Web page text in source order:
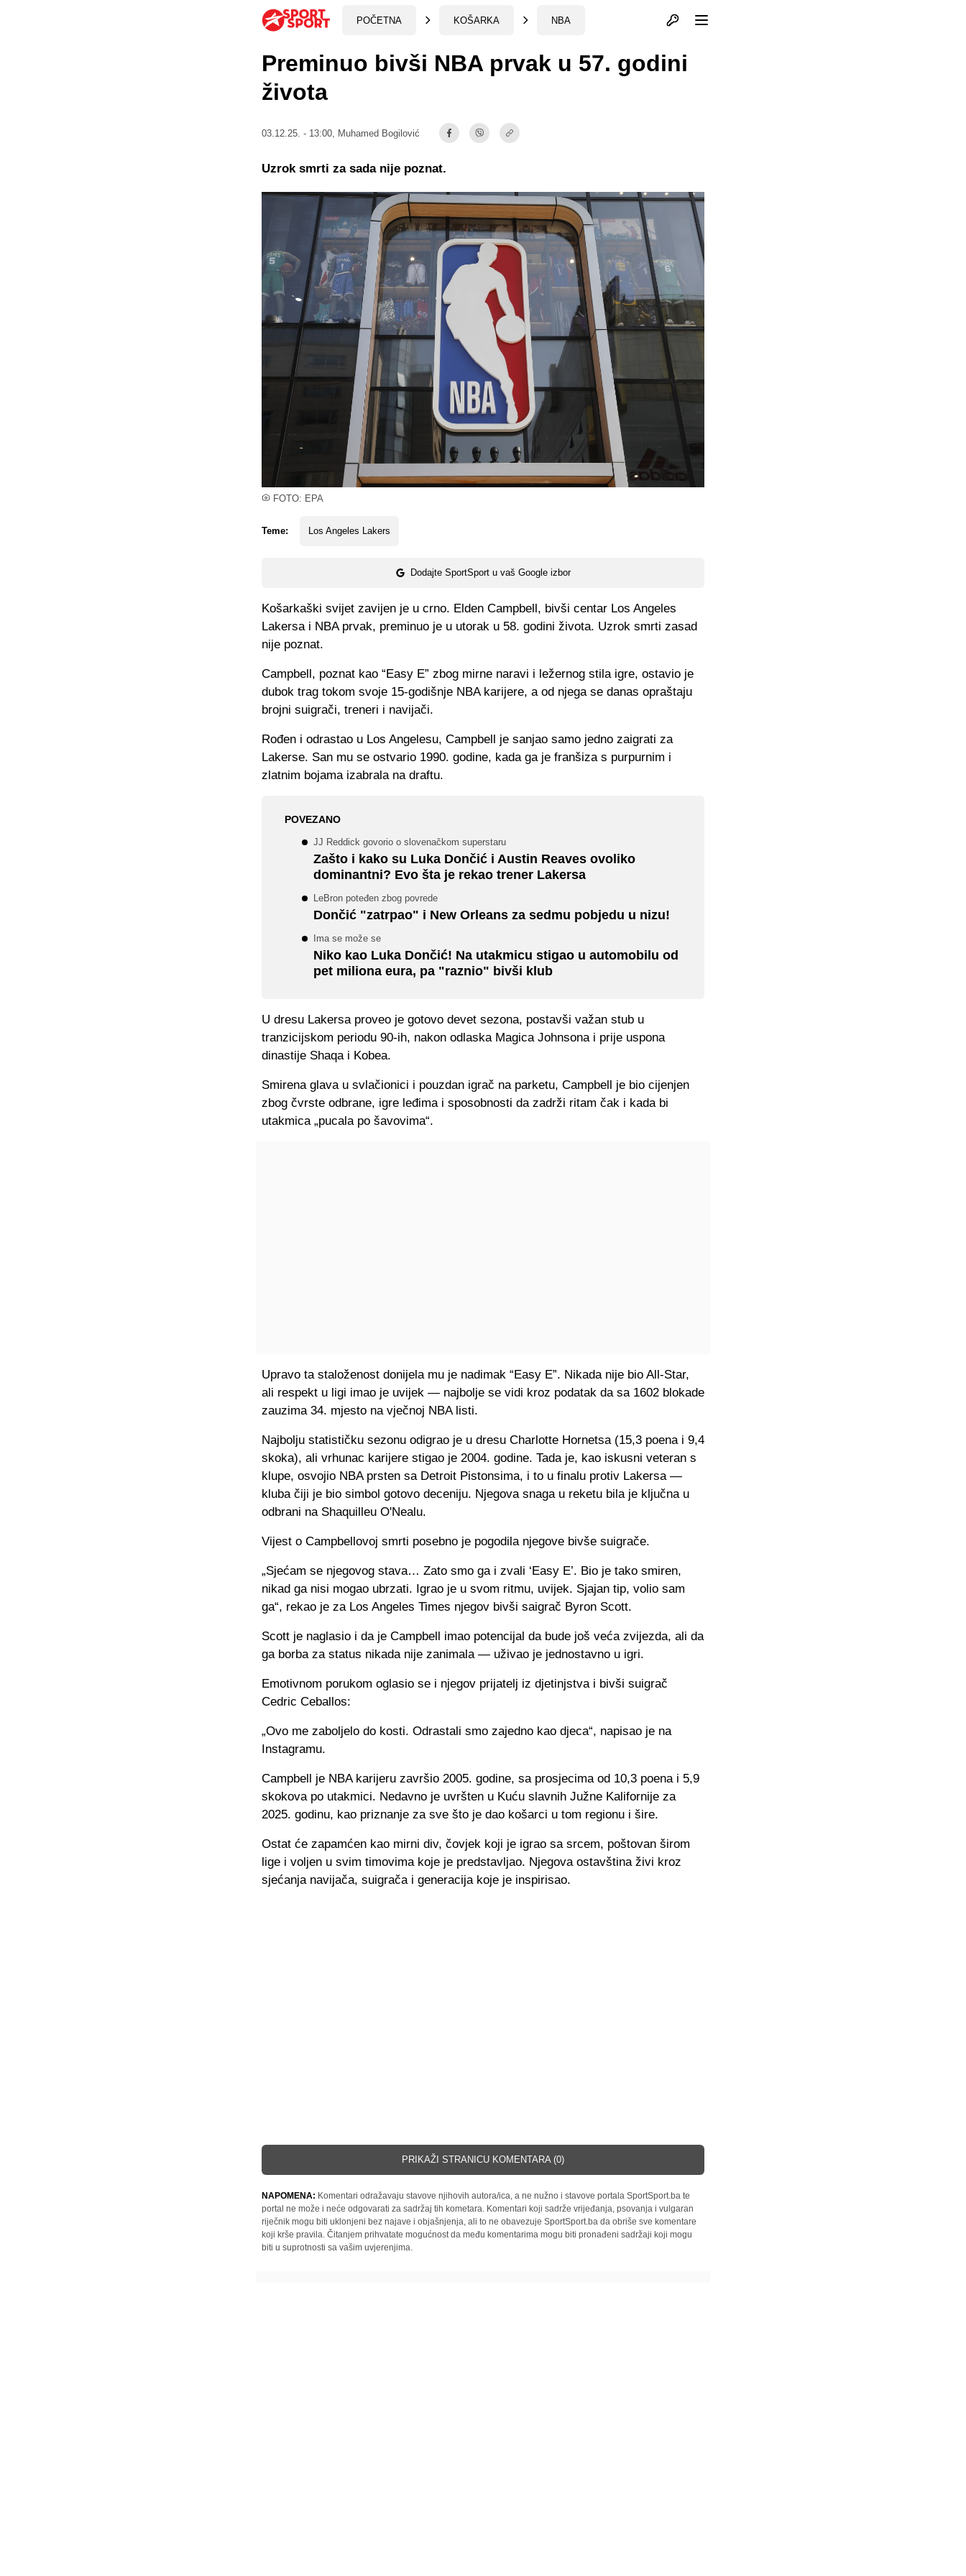
POČETNA KOŠARKA NBA Otvori profil
FOTO: EPA
Preminuo bivši NBA prvak u 57. godini
života
03.12.25. - 13:00, Muhamed Bogilović
Teme: Los Angeles Lakers
Dodajte SportSport u vaš Google izbor
Uzrok smrti za sada nije poznat.
Košarkaški svijet zavijen je u crno. Elden Campbell, bivši centar Los Angeles
Lakersa i NBA prvak, preminuo je u utorak u 58. godini života. Uzrok smrti zasad
nije poznat.
Campbell, poznat kao “Easy E” zbog mirne naravi i ležernog stila igre, ostavio je
dubok trag tokom svoje 15-godišnje NBA karijere, a od njega se danas opraštaju
brojni suigrači, treneri i navijači.
Rođen i odrastao u Los Angelesu, Campbell je sanjao samo jedno zaigrati za
Lakerse. San mu se ostvario 1990. godine, kada ga je franšiza s purpurnim i
zlatnim bojama izabrala na draftu.
POVEZANO
JJ Reddick govorio o slovenačkom superstaru
Zašto i kako su Luka Dončić i Austin Reaves ovoliko
dominantni? Evo šta je rekao trener Lakersa
LeBron poteđen zbog povrede
Dončić "zatrpao" i New Orleans za sedmu pobjedu u nizu!
Ima se može se
Niko kao Luka Dončić! Na utakmicu stigao u automobilu od
pet miliona eura, pa "raznio" bivši klub
U dresu Lakersa proveo je gotovo devet sezona, postavši važan stub u
tranzicijskom periodu 90-ih, nakon odlaska Magica Johnsona i prije uspona
dinastije Shaqa i Kobea.
Smirena glava u svlačionici i pouzdan igrač na parketu, Campbell je bio cijenjen
zbog čvrste odbrane, igre leđima i sposobnosti da zadrži ritam čak i kada bi
utakmica „pucala po šavovima“.
Upravo ta staloženost donijela mu je nadimak “Easy E”. Nikada nije bio All-Star,
ali respekt u ligi imao je uvijek — najbolje se vidi kroz podatak da sa 1602 blokade
zauzima 34. mjesto na vječnoj NBA listi.
Najbolju statističku sezonu odigrao je u dresu Charlotte Hornetsa (15,3 poena i 9,4
skoka), ali vrhunac karijere stigao je 2004. godine. Tada je, kao iskusni veteran s
klupe, osvojio NBA prsten sa Detroit Pistonsima, i to u finalu protiv Lakersa —
kluba čiji je bio simbol gotovo deceniju. Njegova snaga u reketu bila je ključna u
odbrani na Shaquilleu O'Nealu.
Vijest o Campbellovoj smrti posebno je pogodila njegove bivše suigrače.
„Sjećam se njegovog stava… Zato smo ga i zvali ‘Easy E’. Bio je tako smiren,
nikad ga nisi mogao ubrzati. Igrao je u svom ritmu, uvijek. Sjajan tip, volio sam
ga“, rekao je za Los Angeles Times njegov bivši saigrač Byron Scott.
Scott je naglasio i da je Campbell imao potencijal da bude još veća zvijezda, ali da
ga borba za status nikada nije zanimala — uživao je jednostavno u igri.
Emotivnom porukom oglasio se i njegov prijatelj iz djetinjstva i bivši suigrač
Cedric Ceballos:
„Ovo me zaboljelo do kosti. Odrastali smo zajedno kao djeca“, napisao je na
Instagramu.
Campbell je NBA karijeru završio 2005. godine, sa prosjecima od 10,3 poena i 5,9
skokova po utakmici. Nedavno je uvršten u Kuću slavnih Južne Kalifornije za
2025. godinu, kao priznanje za sve što je dao košarci u tom regionu i šire.
Ostat će zapamćen kao mirni div, čovjek koji je igrao sa srcem, poštovan širom
lige i voljen u svim timovima koje je predstavljao. Njegova ostavština živi kroz
sjećanja navijača, suigrača i generacija koje je inspirisao.
PRIKAŽI STRANICU KOMENTARA (0)
NAPOMENA: Komentari odražavaju stavove njihovih autora/ica, a ne nužno i stavove portala SportSport.ba te
portal ne može i neće odgovarati za sadržaj tih kometara. Komentari koji sadrže vrijeđanja, psovanja i vulgaran
riječnik mogu biti uklonjeni bez najave i objašnjenja, ali to ne obavezuje SportSport.ba da obriše sve komentare
koji krše pravila. Čitanjem prihvatate mogućnost da među komentarima mogu biti pronađeni sadržaji koji mogu
biti u suprotnosti sa vašim uvjerenjima.